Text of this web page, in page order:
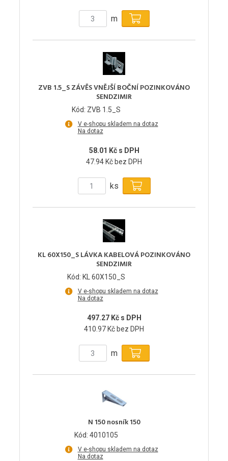
m
ZVB 1.5_S ZÁVĚS VNĚJŠÍ BOČNÍ POZINKOVÁNO
SENDZIMIR
Kód: ZVB 1.5_S
V e-shopu skladem na dotaz
Na dotaz
58.01 Kč s DPH
47.94 Kč bez DPH
ks
KL 60X150_S LÁVKA KABELOVÁ POZINKOVÁNO
SENDZIMIR
Kód: KL 60X150_S
V e-shopu skladem na dotaz
Na dotaz
497.27 Kč s DPH
410.97 Kč bez DPH
m
N 150 nosník 150
Kód: 4010105
V e-shopu skladem na dotaz
Na dotaz